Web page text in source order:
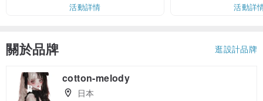
活動詳情
活動詳
關於品牌 逛設計品牌
cotton-melody
日本